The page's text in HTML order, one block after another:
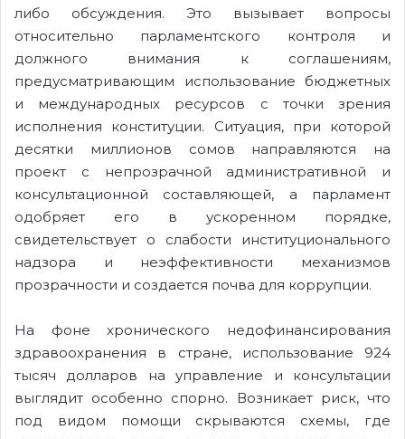
либо обсуждения. Это вызывает вопросы
относительно парламентского контроля и
должного внимания к соглашениям,
предусматривающим использование бюджетных
и международных ресурсов с точки зрения
исполнения конституции. Ситуация, при которой
десятки миллионов сомов направляются на
проект с непрозрачной административной и
консультационной составляющей, а парламент
одобряет его в ускоренном порядке,
свидетельствует о слабости институционального
надзора и неэффективности механизмов
прозрачности и создается почва для коррупции.
На фоне хронического недофинансирования
здравоохранения в стране, использование 924
тысяч долларов на управление и консультации
выглядит особенно спорно. Возникает риск, что
под видом помощи скрываются схемы, где